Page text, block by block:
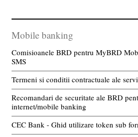
Mobile banking
Comisioanele BRD pentru MyBRD
SMS
Termeni si conditii contractuale ale
Recomandari de securitate ale BRD
internet/mobile banking
CEC Bank - Ghid utilizare token sub